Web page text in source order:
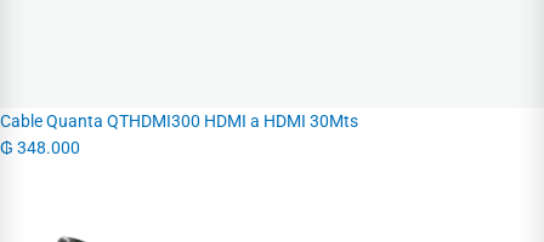
Cable Quanta QTHDMI300 HDMI a HDMI 30Mts
₲ 348.000